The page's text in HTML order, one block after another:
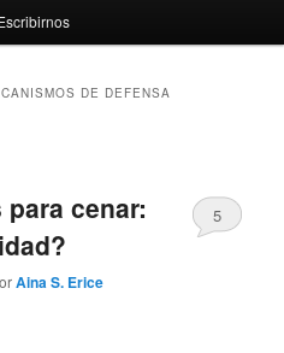
DE DEFENSA
cenar:
Aina S. Erice
5